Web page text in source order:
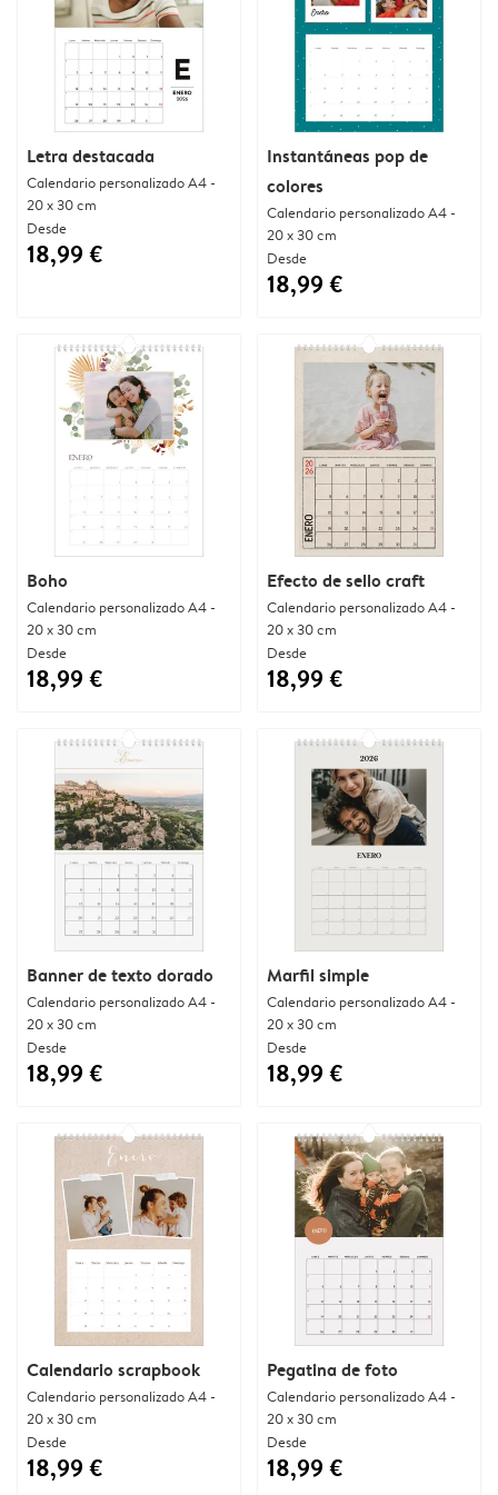
Letra destacada
Calendario personalizado A4 -
20 x 30 cm
Desde
18,99 €
Instantáneas pop de
colores
Calendario personalizado A4 -
20 x 30 cm
Desde
18,99 €
Boho
Calendario personalizado A4 -
20 x 30 cm
Desde
18,99 €
Efecto de sello craft
Calendario personalizado A4 -
20 x 30 cm
Desde
18,99 €
Banner de texto dorado
Calendario personalizado A4 -
20 x 30 cm
Desde
18,99 €
Marfil simple
Calendario personalizado A4 -
20 x 30 cm
Desde
18,99 €
Calendario scrapbook
Calendario personalizado A4 -
20 x 30 cm
Desde
18,99 €
Pegatina de foto
Calendario personalizado A4 -
20 x 30 cm
Desde
18,99 €